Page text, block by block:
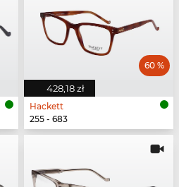
428,18 zł
60 %
Hackett
255 - 683